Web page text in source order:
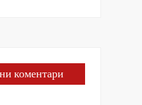
коментари